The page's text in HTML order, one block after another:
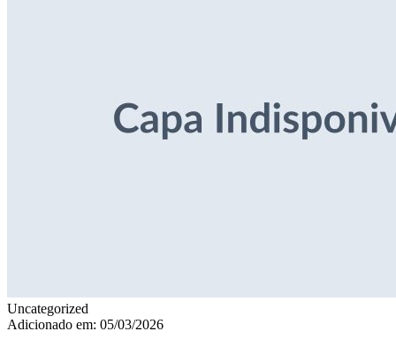
Uncategorized
Adicionado em: 05/03/2026